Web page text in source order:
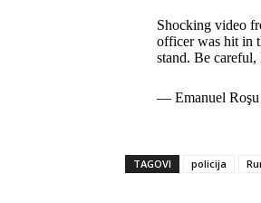
Shocking video
officer was hit in
stand. Be
— Emanuel
TAGOVI policija